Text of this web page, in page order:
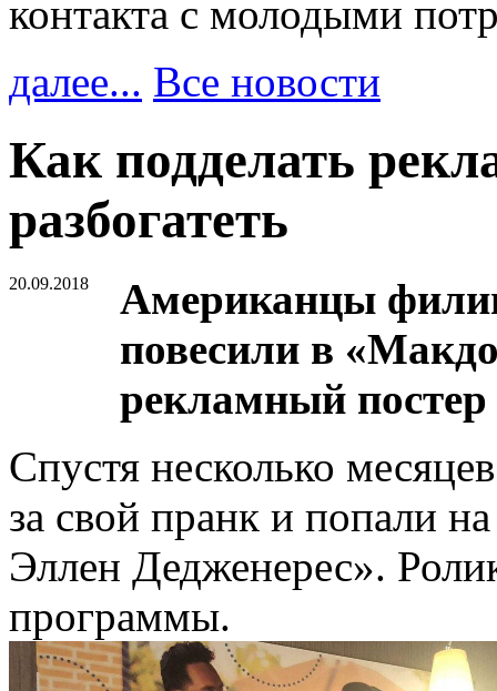
контакта с молодыми
далее... Все новости
Как подделать
разбогатеть
20.09.2018
Американцы
повесили в
рекламный постер
Спустя несколько
за свой пранк и попали
Эллен Дедженерес».
программы.